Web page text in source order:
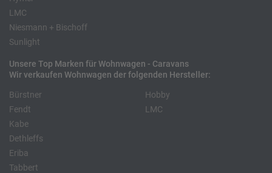
LMC
Niesmann + Bischoff
Sunlight
Unsere Top Marken für Wohnwagen - Caravans
Wir verkaufen Wohnwagen der folgenden Hersteller:
Bürstner
Fendt
Kabe
Hobby
LMC
Dethleffs
Eriba
Tabbert